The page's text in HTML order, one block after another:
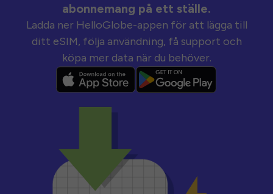
abonnemang på ett ställe.
Ladda ner HelloGlobe-appen för att lägga till
ditt eSIM, följa användning, få support och
köpa mer data när du behöver.